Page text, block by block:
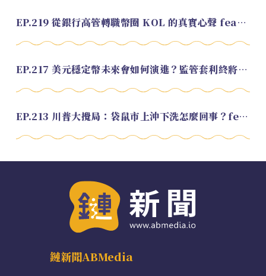
EP.219 從銀行高管轉職幣圈 KOL 的真實心聲 feat.龜大
EP.217 美元穩定幣未來會如何演進？監管套利終將收斂？feat. 研究員 余哲安
EP.213 川普大攪局：袋鼠市上沖下洗怎麼回事？feat. Alvin
鏈新聞ABMedia